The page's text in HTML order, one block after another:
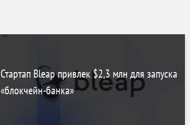
Стартап Bleap привлек $2,3 млн для запуска
«блокчейн-банка»